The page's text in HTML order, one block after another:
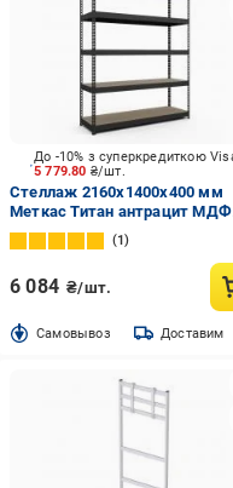
5 779.80 ₴/шт.
Стеллаж 2160x1400x400 мм
Меткас Титан антрацит МДФ
полки 5 шт. крашенный
1
6 084 ₴/шт.
Cамовывоз Доставим